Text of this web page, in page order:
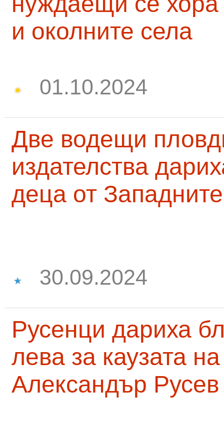
и околните села
01.10.2024
Две водещи
издателства
деца от
30.09.2024
Русенци дариха
лева за каузата
Александър Русев